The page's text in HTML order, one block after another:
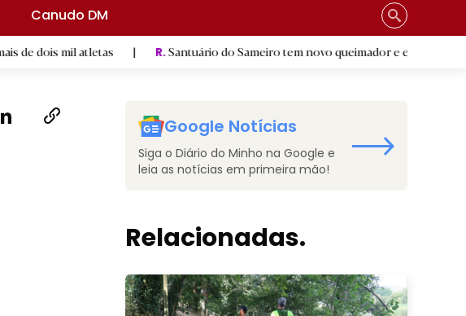
Canudo DM
| R.Santuário do Sameiro tem novo queimador e escultura de Nossa
Google Notícias
Siga o Diário do Minho na Google e
leia as notícias em primeira mão!
Relacionadas.